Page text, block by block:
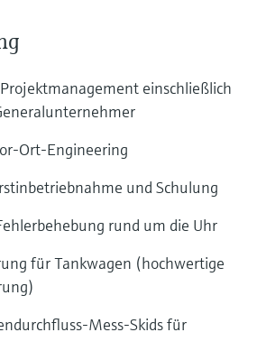
einschließlich
Ort-Engineering
und Schulung
rund um die Uhr
für Tankwagen (hochwertige
Mess-Skids für